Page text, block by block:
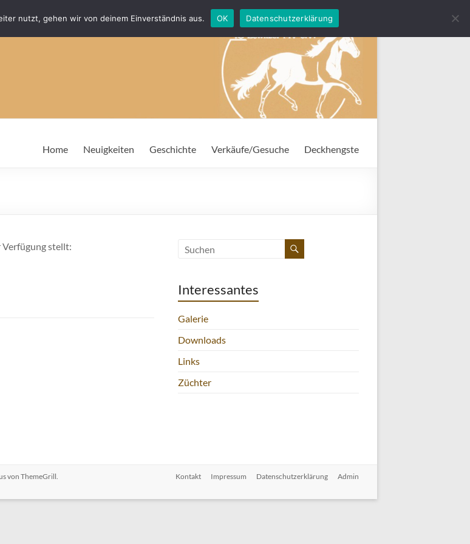
Home Neuigkeiten Geschichte Verkäufe/Gesuche Deckhengste
Verfügung stellt:
Interessantes
Galerie
Downloads
Links
Züchter
von ThemeGrill.
Kontakt Impressum Datenschutzerklärung Admin
nutzt, gehen wir von deinem Einverständnis aus. OK Datenschutzerklärung